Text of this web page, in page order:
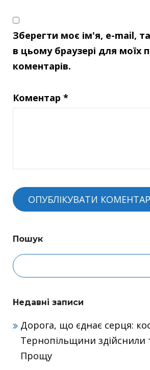
Зберегти моє ім'я, e-mail,
в цьому браузері для моїх
коментарів.
Коментар *
Пошук
Недавні записи
Дорога, що єднає серця:
Тернопільщини здійснили
Прощу